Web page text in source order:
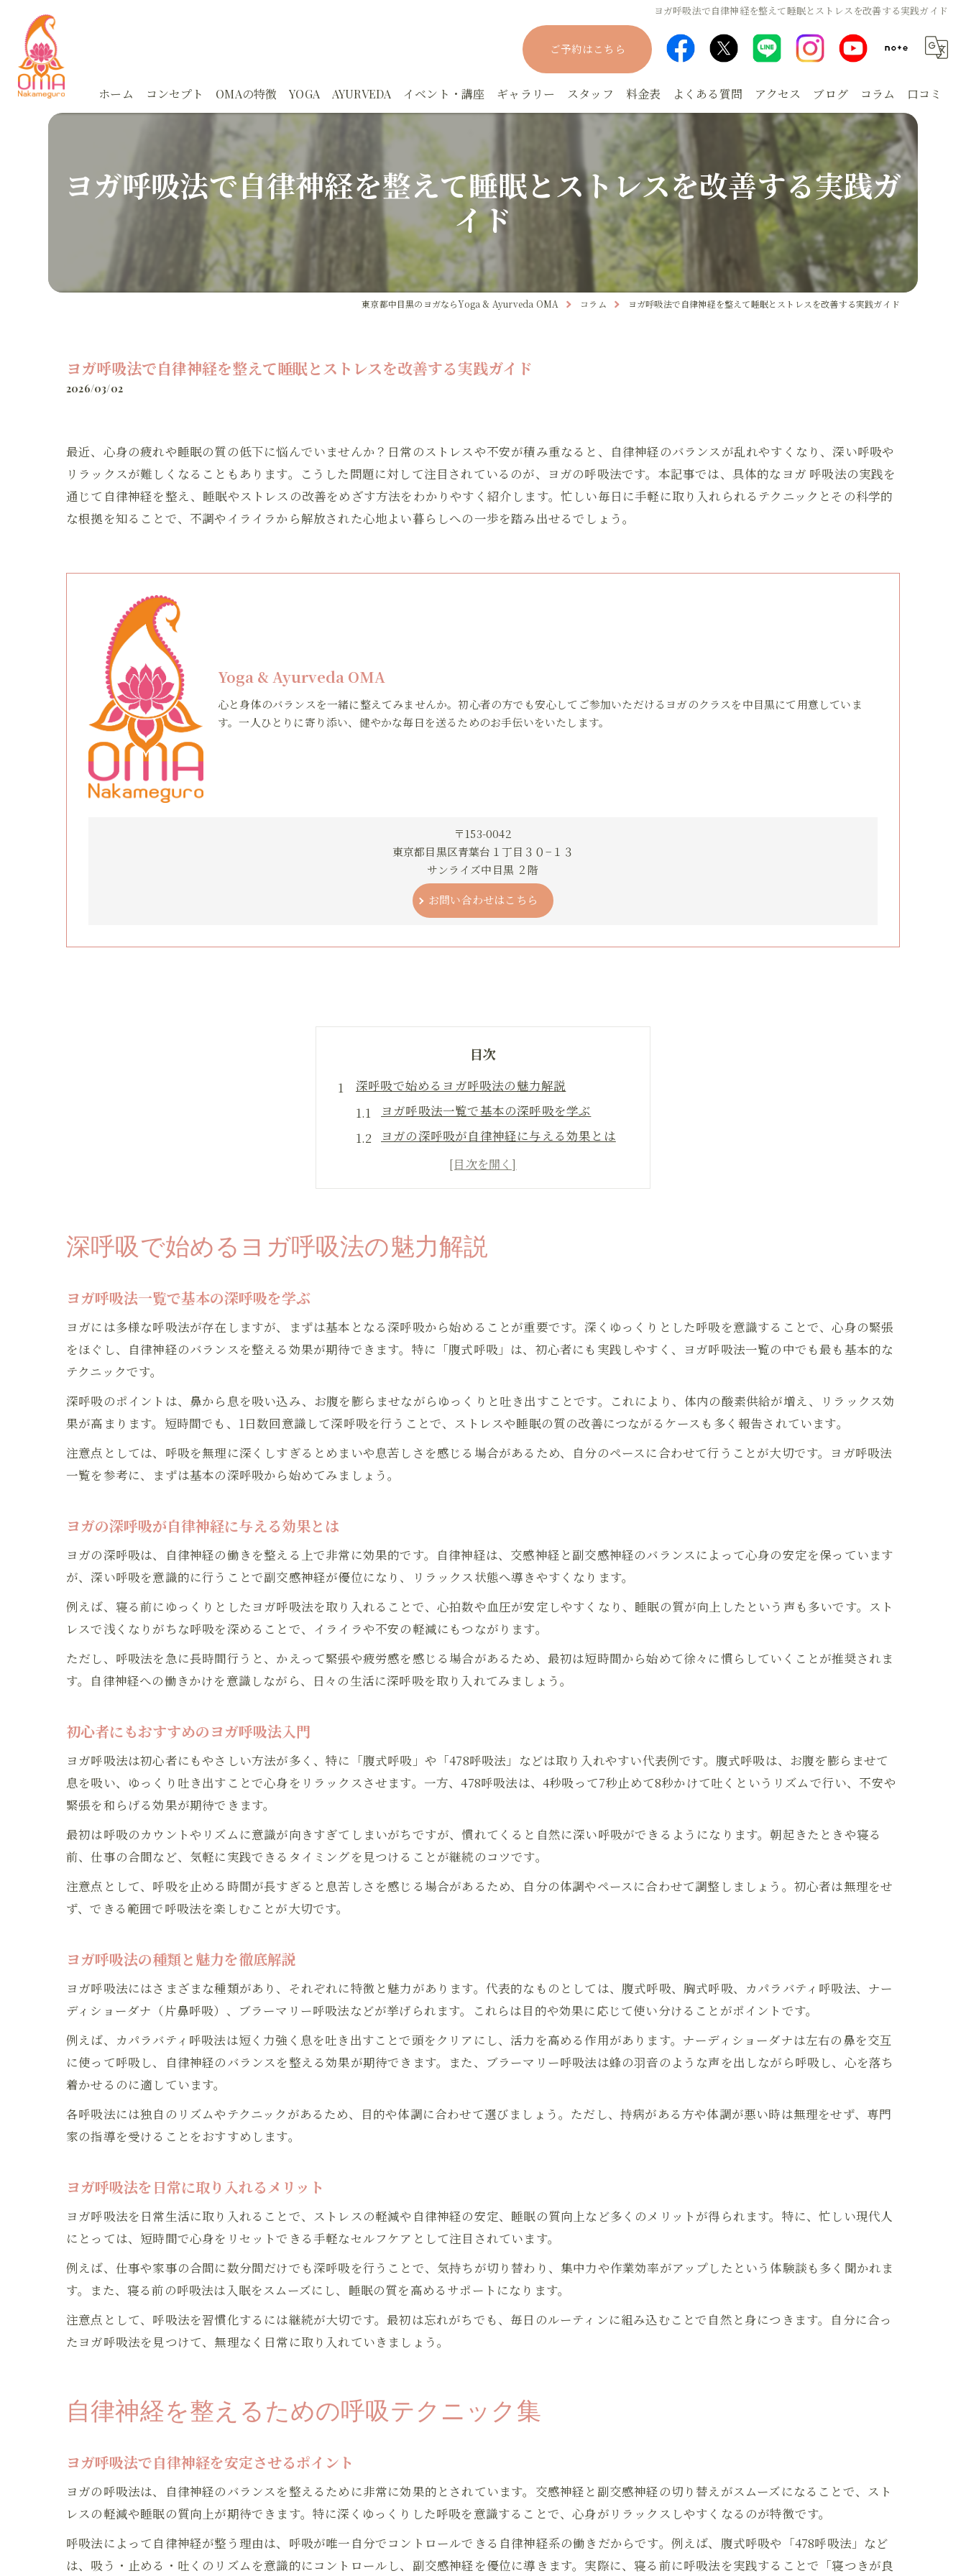
ヨガ呼吸法で自律神経を整えて睡眠とストレスを改善する実践ガイド
ご予約はこちら
ホーム コンセプト OMAの特徴
体験
スタジオ
アーユルヴェーダ
カウンセリング
オンライン
YOGA
AyurYOGAパーソナルクラス
朝活！眠活！オンラインYOGA
AYURVEDA
アーユルヴェーダ実践集中講座ー基礎編
アーユルヴェーダカウンセリング
上馬塲和夫先生の講座
イベント・講座
YOGAファスティング講座
月YOGA
ギャラリー スタッフ 料金表 よくある質問 アクセス ブログ コラム 口コミ
ヨガ呼吸法で自律神経を整えて睡眠とストレスを改善する実践ガ
イド
東京都中目黒のヨガならYoga & Ayurveda OMA コラム ヨガ呼吸法で自律神経を整えて睡眠とストレスを改善する実践ガイド
ヨガ呼吸法で自律神経を整えて睡眠とストレスを改善する実践ガイド
2026/03/02
最近、心身の疲れや睡眠の質の低下に悩んでいませんか？日常のストレスや不安が積み重なると、自律神経のバランスが乱れやすくなり、深い呼吸や
リラックスが難しくなることもあります。こうした問題に対して注目されているのが、ヨガの呼吸法です。本記事では、具体的なヨガ 呼吸法の実践を
通じて自律神経を整え、睡眠やストレスの改善をめざす方法をわかりやすく紹介します。忙しい毎日に手軽に取り入れられるテクニックとその科学的
な根拠を知ることで、不調やイライラから解放された心地よい暮らしへの一歩を踏み出せるでしょう。
Yoga & Ayurveda OMA
心と身体のバランスを一緒に整えてみませんか。初心者の方でも安心してご参加いただけるヨガのクラスを中目黒にて用意していま
す。一人ひとりに寄り添い、健やかな毎日を送るためのお手伝いをいたします。
〒153-0042
東京都目黒区青葉台１丁目３０−１３
サンライズ中目黒 ２階
お問い合わせはこちら
目次
深呼吸で始めるヨガ呼吸法の魅力解説
ヨガ呼吸法一覧で基本の深呼吸を学ぶ
ヨガの深呼吸が自律神経に与える効果とは
初心者にもおすすめのヨガ呼吸法入門
ヨガ呼吸法の種類と魅力を徹底解説
自律神経を整えるための呼吸テクニック集
ヨガ呼吸法で自律神経を安定させるポイント
ヨガ呼吸法でリラックスを深めるコツ
寝る前のヨガ呼吸法で快眠を目指すコツ
リラックス重視のヨガ呼吸法を夜に実践
ストレス緩和に役立つヨガ呼吸法の基本
ヨガ呼吸法で心身のリラックスを促す方法
ストレス対策におすすめのヨガ呼吸法一覧
ヨガ呼吸法で自律神経を整える実践例
ヨガ初心者もできるストレス軽減呼吸法
初心者が知っておきたい腹式呼吸のポイント
初心者が安心して始めるヨガ腹式呼吸法
ヨガ呼吸法で腹式呼吸を習得する方法
危険性も抑えるヨガ呼吸の正しい実践方法
ヨガ呼吸法の危険性と安全な実践ポイント
初心者が避けたいヨガ呼吸法の注意点
深呼吸で始めるヨガ呼吸法の魅力解説
ヨガ呼吸法一覧で基本の深呼吸を学ぶ
ヨガには多様な呼吸法が存在しますが、まずは基本となる深呼吸から始めることが重要です。深くゆっくりとした呼吸を意識することで、心身の緊張
をほぐし、自律神経のバランスを整える効果が期待できます。特に「腹式呼吸」は、初心者にも実践しやすく、ヨガ呼吸法一覧の中でも最も基本的な
テクニックです。
深呼吸のポイントは、鼻から息を吸い込み、お腹を膨らませながらゆっくりと吐き出すことです。これにより、体内の酸素供給が増え、リラックス効
果が高まります。短時間でも、1日数回意識して深呼吸を行うことで、ストレスや睡眠の質の改善につながるケースも多く報告されています。
注意点としては、呼吸を無理に深くしすぎるとめまいや息苦しさを感じる場合があるため、自分のペースに合わせて行うことが大切です。ヨガ呼吸法
一覧を参考に、まずは基本の深呼吸から始めてみましょう。
ヨガの深呼吸が自律神経に与える効果とは
ヨガの深呼吸は、自律神経の働きを整える上で非常に効果的です。自律神経は、交感神経と副交感神経のバランスによって心身の安定を保っています
が、深い呼吸を意識的に行うことで副交感神経が優位になり、リラックス状態へ導きやすくなります。
例えば、寝る前にゆっくりとしたヨガ呼吸法を取り入れることで、心拍数や血圧が安定しやすくなり、睡眠の質が向上したという声も多いです。スト
レスで浅くなりがちな呼吸を深めることで、イライラや不安の軽減にもつながります。
ただし、呼吸法を急に長時間行うと、かえって緊張や疲労感を感じる場合があるため、最初は短時間から始めて徐々に慣らしていくことが推奨されま
す。自律神経への働きかけを意識しながら、日々の生活に深呼吸を取り入れてみましょう。
初心者にもおすすめのヨガ呼吸法入門
ヨガ呼吸法は初心者にもやさしい方法が多く、特に「腹式呼吸」や「478呼吸法」などは取り入れやすい代表例です。腹式呼吸は、お腹を膨らませて
息を吸い、ゆっくり吐き出すことで心身をリラックスさせます。一方、478呼吸法は、4秒吸って7秒止めて8秒かけて吐くというリズムで行い、不安や
緊張を和らげる効果が期待できます。
最初は呼吸のカウントやリズムに意識が向きすぎてしまいがちですが、慣れてくると自然に深い呼吸ができるようになります。朝起きたときや寝る
前、仕事の合間など、気軽に実践できるタイミングを見つけることが継続のコツです。
注意点として、呼吸を止める時間が長すぎると息苦しさを感じる場合があるため、自分の体調やペースに合わせて調整しましょう。初心者は無理をせ
ず、できる範囲で呼吸法を楽しむことが大切です。
ヨガ呼吸法の種類と魅力を徹底解説
ヨガ呼吸法にはさまざまな種類があり、それぞれに特徴と魅力があります。代表的なものとしては、腹式呼吸、胸式呼吸、カパラバティ呼吸法、ナー
ディショーダナ（片鼻呼吸）、ブラーマリー呼吸法などが挙げられます。これらは目的や効果に応じて使い分けることがポイントです。
例えば、カパラバティ呼吸法は短く力強く息を吐き出すことで頭をクリアにし、活力を高める作用があります。ナーディショーダナは左右の鼻を交互
に使って呼吸し、自律神経のバランスを整える効果が期待できます。また、ブラーマリー呼吸法は蜂の羽音のような声を出しながら呼吸し、心を落ち
着かせるのに適しています。
各呼吸法には独自のリズムやテクニックがあるため、目的や体調に合わせて選びましょう。ただし、持病がある方や体調が悪い時は無理をせず、専門
家の指導を受けることをおすすめします。
ヨガ呼吸法を日常に取り入れるメリット
ヨガ呼吸法を日常生活に取り入れることで、ストレスの軽減や自律神経の安定、睡眠の質向上など多くのメリットが得られます。特に、忙しい現代人
にとっては、短時間で心身をリセットできる手軽なセルフケアとして注目されています。
例えば、仕事や家事の合間に数分間だけでも深呼吸を行うことで、気持ちが切り替わり、集中力や作業効率がアップしたという体験談も多く聞かれま
す。また、寝る前の呼吸法は入眠をスムーズにし、睡眠の質を高めるサポートになります。
注意点として、呼吸法を習慣化するには継続が大切です。最初は忘れがちでも、毎日のルーティンに組み込むことで自然と身につきます。自分に合っ
たヨガ呼吸法を見つけて、無理なく日常に取り入れていきましょう。
自律神経を整えるための呼吸テクニック集
ヨガ呼吸法で自律神経を安定させるポイント
ヨガの呼吸法は、自律神経のバランスを整えるために非常に効果的とされています。交感神経と副交感神経の切り替えがスムーズになることで、スト
レスの軽減や睡眠の質向上が期待できます。特に深くゆっくりした呼吸を意識することで、心身がリラックスしやすくなるのが特徴です。
呼吸法によって自律神経が整う理由は、呼吸が唯一自分でコントロールできる自律神経系の働きだからです。例えば、腹式呼吸や「478呼吸法」など
は、吸う・止める・吐くのリズムを意識的にコントロールし、副交感神経を優位に導きます。実際に、寝る前に呼吸法を実践することで「寝つきが良